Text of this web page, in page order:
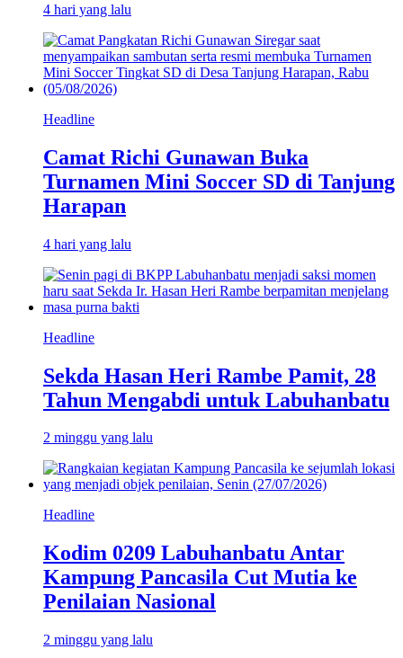
4 hari yang lalu
Headline
Camat Richi Gunawan Buka
Turnamen Mini Soccer SD di Tanjung
Harapan
4 hari yang lalu
Headline
Sekda Hasan Heri Rambe Pamit, 28
Tahun Mengabdi untuk Labuhanbatu
2 minggu yang lalu
Headline
Kodim 0209 Labuhanbatu Antar
Kampung Pancasila Cut Mutia ke
Penilaian Nasional
2 minggu yang lalu